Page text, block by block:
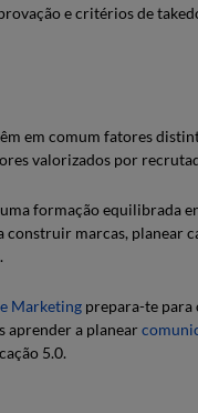
e critérios de
em comum fatores
valorizados por
formação equilibrada
marcas, planear
Marketing prepara-te para
aprender a planear
5.0.